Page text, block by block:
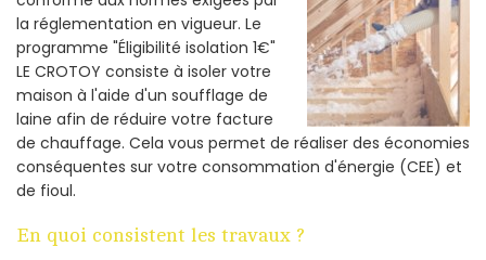
la réglementation en vigueur. Le
programme "Éligibilité isolation 1€"
LE CROTOY consiste à isoler votre
maison à l'aide d'un soufflage de
laine afin de réduire votre facture
de chauffage. Cela vous permet de réaliser des économies
conséquentes sur votre consommation d'énergie (CEE) et
de fioul.
En quoi consistent les travaux ?